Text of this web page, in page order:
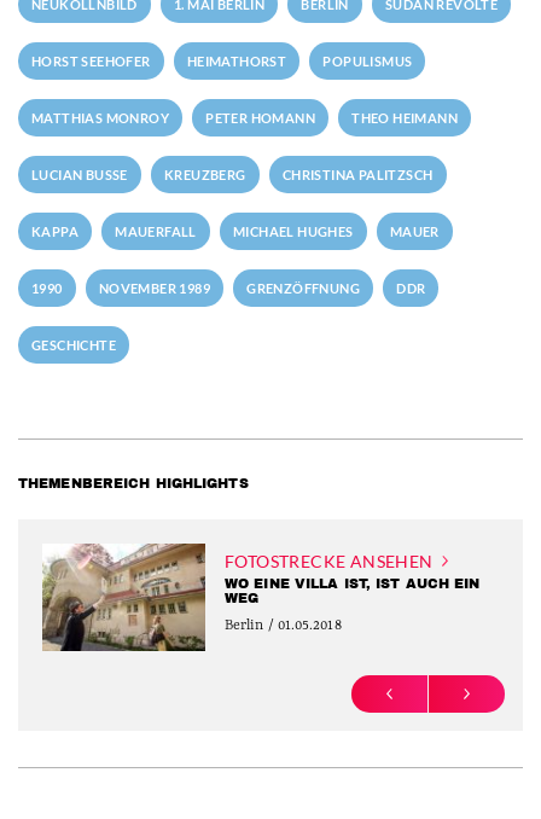
NEUKÖLLNBILD 1. MAI BERLIN BERLIN SUDAN REVOLTE
HORST SEEHOFER HEIMATHORST POPULISMUS
MATTHIAS MONROY PETER HOMANN THEO HEIMANN
LUCIAN BUSSE KREUZBERG CHRISTINA PALITZSCH
KAPPA MAUERFALL MICHAEL HUGHES MAUER
1990 NOVEMBER 1989 GRENZÖFFNUNG DDR
GESCHICHTE
THEMENBEREICH HIGHLIGHTS
FOTOSTRECKE ANSEHEN
WO EINE VILLA IST, IST AUCH EIN
WEG
Berlin / 01.05.2018
PREVIOUS NEXT